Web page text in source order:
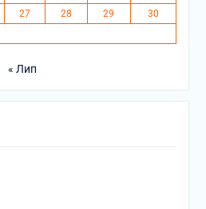
27 28 29
30
« Лип